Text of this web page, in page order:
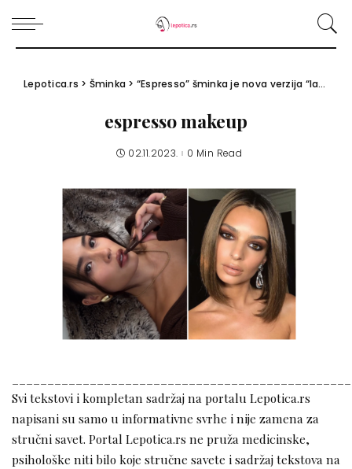
Lepotica.rs > Šminka > “Espresso” šminka je nova verzija “latte” make-upa za jesen 2023.
espresso makeup
02.11.2023. 0 Min Read
Svi tekstovi i kompletan sadržaj na portalu Lepotica.rs
napisani su samo u informativne svrhe i nije zamena za
stručni savet. Portal Lepotica.rs ne pruža medicinske,
psihološke niti bilo koje stručne savete i sadržaj tekstova na